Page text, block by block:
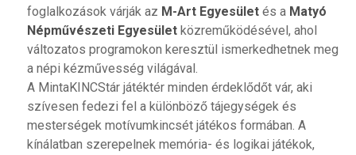
foglalkozások várják az M-Art Egyesületés a Matyó
Népművészeti Egyesületközreműködésével, ahol
változatos programokon keresztül ismerkedhetnek meg
a népi kézművesség világával.
A MintaKINCStár játéktér minden érdeklődőt vár, aki
szívesen fedezi fel a különböző tájegységek és
mesterségek motívumkincsét játékos formában. A
kínálatban szerepelnek memória- és logikai játékok,